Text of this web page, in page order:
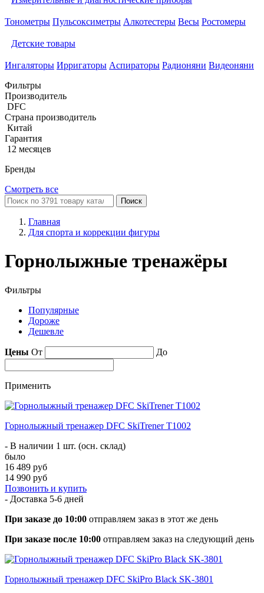
Тонометры Пульсоксиметры Алкотестеры Весы Ростомеры
Детские товары
Ингаляторы Ирригаторы Аспираторы Радионяни Видеоняни
Фильтры
Производитель
DFC
Страна производитель
Китай
Гарантия
12 месяцев
Бренды
Смотреть все
Поиск
Главная
Для спорта и коррекции фигуры
Горнолыжные тренажёры
Фильтры
Популярные
Дороже
Дешевле
Цены От До
Применить
Горнолыжный тренажер DFC SkiTrener T1002
- В наличии 1 шт. (осн. склад)
было
16 489 руб
14 990 руб
Позвонить и купить
- Доставка 5-6 дней
При заказе до 10:00 отправляем заказ в этот же день
При заказе после 10:00 отправляем заказ на следующий день
Горнолыжный тренажер DFC SkiPro Black SK-3801